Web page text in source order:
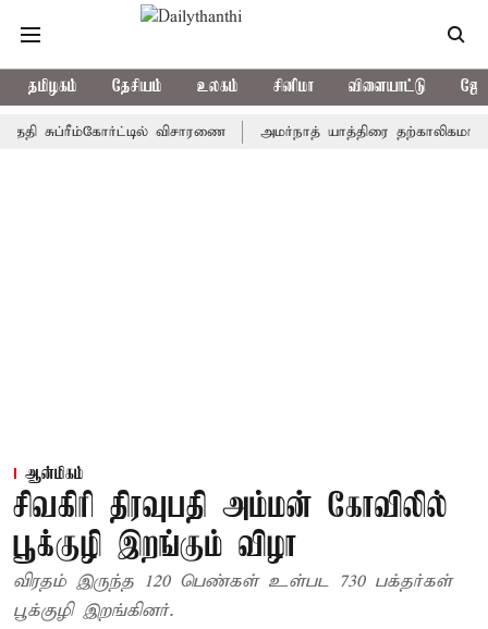
தமிழகம் தேசியம் உலகம் சினிமா விளையாட்டு
விசாரணை அமர்நாத் யாத்திரை தற்காலிகமாக
ஆன்மிகம்
சிவகிரி திரவுபதி அம்மன் கோவிலில்
பூக்குழி இறங்கும் விழா
விரதம் இருந்த 120 பெண்கள் உள்பட 730 பக்தர்கள்
பூக்குழி இறங்கினர்.